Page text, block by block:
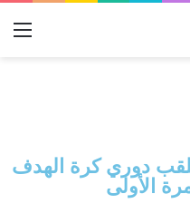
دوري كرة الهدف
الأولى